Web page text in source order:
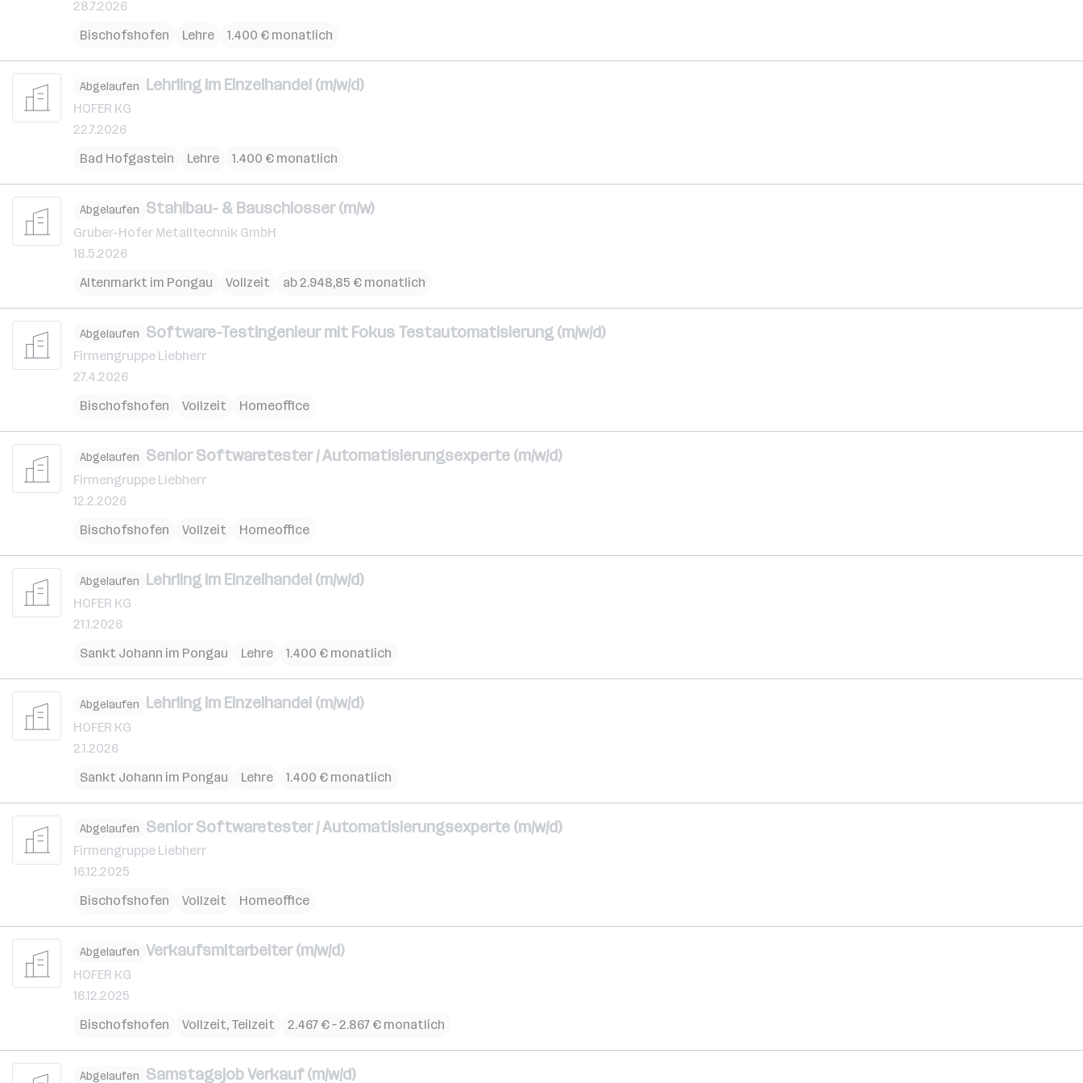
28.7.2026
Bischofshofen
Lehre 1.400 € monatlich
Abgelaufen Lehrling im Einzelhandel (m/w/d)
HOFER KG
22.7.2026
Bad Hofgastein
Lehre 1.400 € monatlich
Abgelaufen Stahlbau- & Bauschlosser (m/w)
Gruber-Hofer Metalltechnik GmbH
18.5.2026
Altenmarkt im Pongau
Vollzeit ab 2.948,85 € monatlich
Abgelaufen Software-Testingenieur mit Fokus Testautomatisierung (m/w/d)
Firmengruppe Liebherr
27.4.2026
Bischofshofen
Vollzeit Homeoffice
Abgelaufen Senior Softwaretester / Automatisierungsexperte (m/w/d)
Firmengruppe Liebherr
12.2.2026
Bischofshofen
Vollzeit Homeoffice
Abgelaufen Lehrling im Einzelhandel (m/w/d)
HOFER KG
21.1.2026
Sankt Johann im Pongau
Lehre 1.400 € monatlich
Abgelaufen Lehrling im Einzelhandel (m/w/d)
HOFER KG
2.1.2026
Sankt Johann im Pongau
Lehre 1.400 € monatlich
Abgelaufen Senior Softwaretester / Automatisierungsexperte (m/w/d)
Firmengruppe Liebherr
16.12.2025
Bischofshofen
Vollzeit Homeoffice
Abgelaufen Verkaufsmitarbeiter (m/w/d)
HOFER KG
16.12.2025
Bischofshofen
Vollzeit, Teilzeit 2.467 € – 2.867 € monatlich
Abgelaufen Samstagsjob Verkauf (m/w/d)